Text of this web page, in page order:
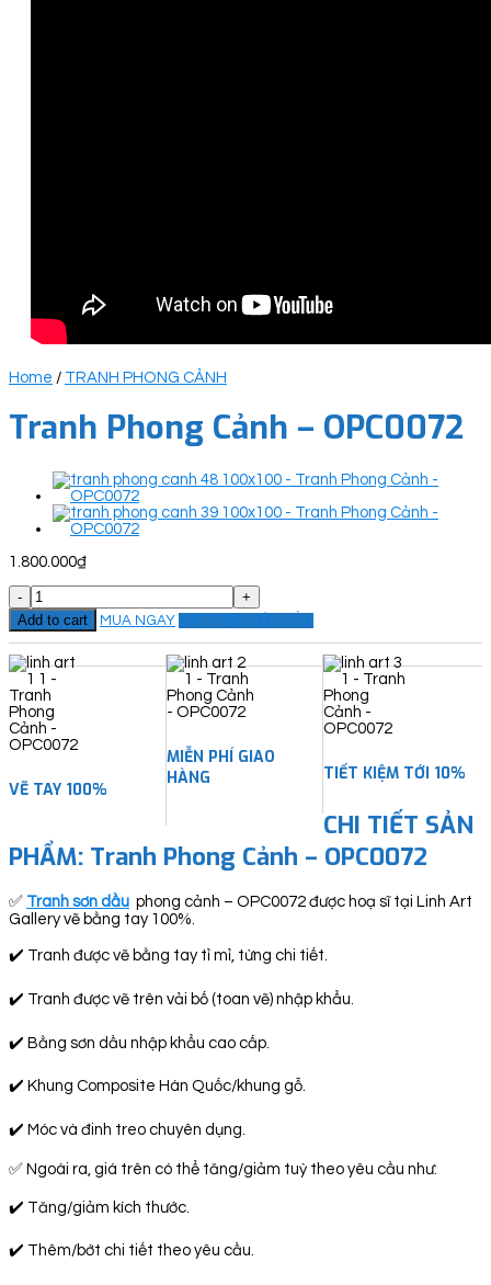
Home / TRANH PHONG CẢNH
Tranh Phong Cảnh – OPC0072
1.800.000₫
Tranh
Phong
Cảnh
-
OPC0072
quantity
Add to cart MUA NGAY ĐẶT THEO YÊU CẦU
VẼ TAY 100%
MIỄN PHÍ GIAO
HÀNG
TIẾT KIỆM TỚI 10%
CHI TIẾT SẢN
PHẨM: Tranh Phong Cảnh – OPC0072
✅ Tranh sơn dầu phong cảnh – OPC0072 được hoạ sĩ tại Linh Art
Gallery vẽ bằng tay 100%.
✔️ Tranh được vẽ bằng tay tỉ mỉ, từng chi tiết.
✔️ Tranh được vẽ trên vải bố (toan vẽ) nhập khẩu.
✔️ Bằng sơn dầu nhập khẩu cao cấp.
✔️ Khung Composite Hàn Quốc/khung gỗ.
✔️ Móc và đinh treo chuyên dụng.
✅ Ngoài ra, giá trên có thể tăng/giảm tuỳ theo yêu cầu như:
✔️ Tăng/giảm kích thước.
✔️ Thêm/bớt chi tiết theo yêu cầu.